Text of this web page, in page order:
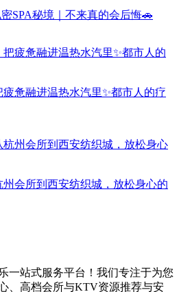
SPA秘境｜不来真的会后悔🚗
惫融进温热水汽里✨都市人的疗
会所到西安纺织城，放松身心的
一站式服务平台！我们专注于为您
、高档会所与KTV资源推荐与安